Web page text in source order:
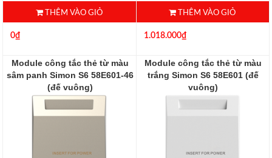
THÊM VÀO GIỎ
0₫
THÊM VÀO GIỎ
1.018.000₫
Module công tắc thẻ từ màu
sâm panh Simon S6 58E601-46
(đế vuông)
58E601-46
Module công tắc thẻ từ màu
trắng Simon S6 58E601 (đế
vuông)